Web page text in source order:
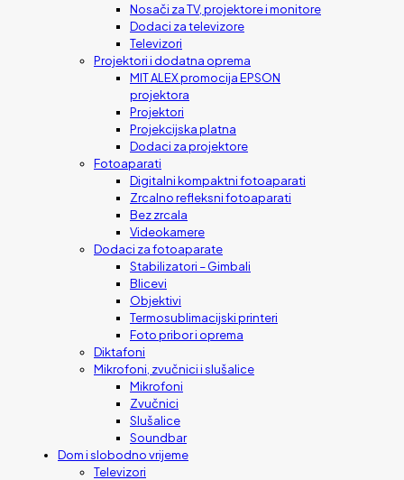
Nosači za TV, projektore i monitore
Dodaci za televizore
Televizori
Projektori i dodatna oprema
MIT ALEX promocija EPSON
projektora
Projektori
Projekcijska platna
Dodaci za projektore
Fotoaparati
Digitalni kompaktni fotoaparati
Zrcalno refleksni fotoaparati
Bez zrcala
Videokamere
Dodaci za fotoaparate
Stabilizatori – Gimbali
Blicevi
Objektivi
Termosublimacijski printeri
Foto pribor i oprema
Diktafoni
Mikrofoni, zvučnici i slušalice
Mikrofoni
Zvučnici
Slušalice
Soundbar
Dom i slobodno vrijeme
Televizori